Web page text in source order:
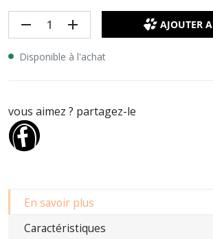
remove add AJOUTER
Disponible à l'achat
vous aimez ? partagez-le
En savoir plus
Caractéristiques